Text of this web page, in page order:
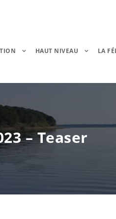
HAUT NIVEAU LA
– Teaser